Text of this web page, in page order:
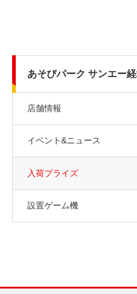
あそびパーク サンエー
店舗情報
イベント&ニュース
入荷プライズ
設置ゲーム機